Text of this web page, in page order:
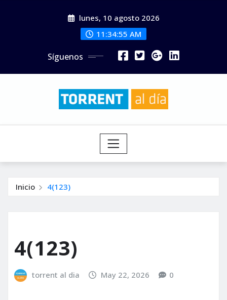
lunes, 10 agosto 2026
11:34:56 AM
Síguenos
Inicio 4(123)
4(123)
torrent al dia May 22, 2026 0